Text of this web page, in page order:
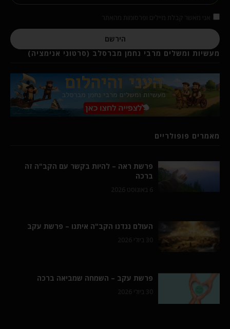
הירשם
מעשיות ומשלים מרבי נחמן מברסלב (סרטוני אנימציה)
מאמרים פופולריים
פרשת ראה – להיות בקשר עם הקב"ה זה
ברכה
6 באוגוסט 2026
העולם נגדנו הקב"ה איתנו – פרשת עקב
30 ביולי 2026
פרשת עקב – השמחה שמביאה ברכה
30 ביולי 2026